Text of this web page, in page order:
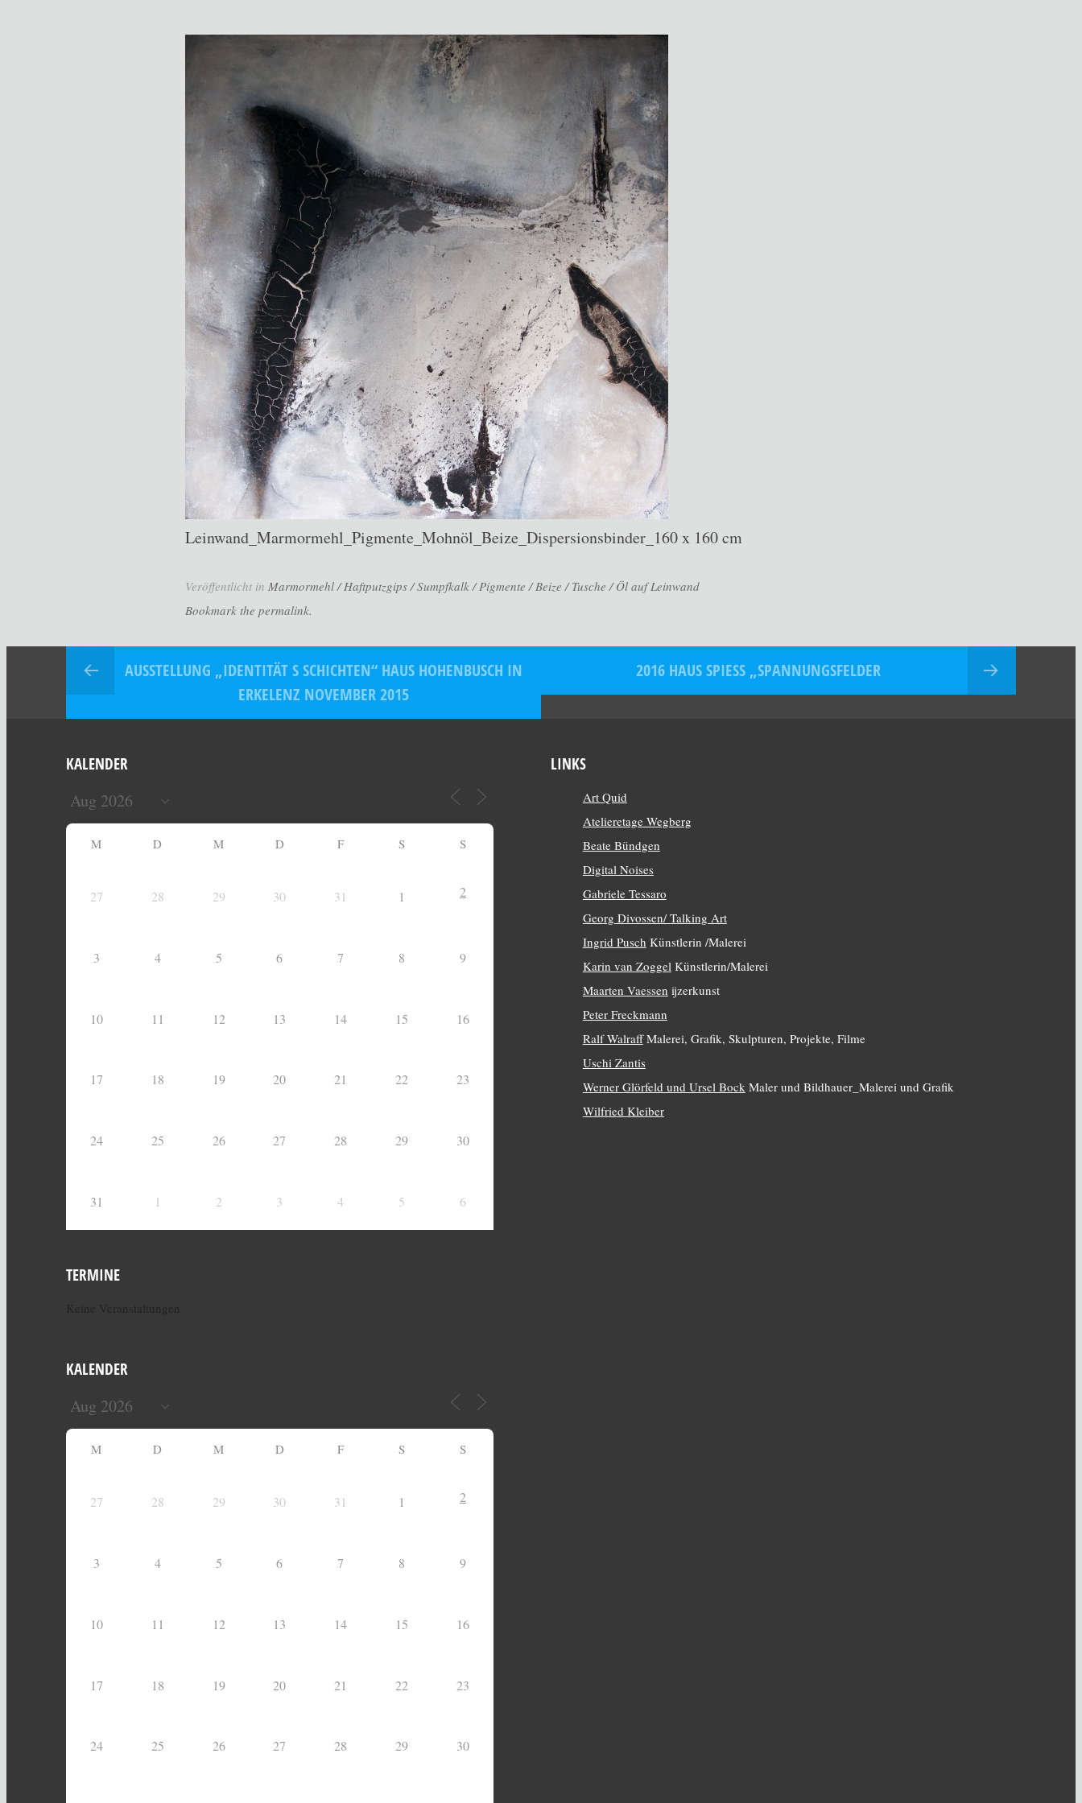
Leinwand_Marmormehl_Pigmente_Mohnöl_Beize_Dispersionsbinder_160 x 160 cm
Veröffentlicht in Marmormehl / Haftputzgips / Sumpfkalk / Pigmente / Beize / Tusche / Öl auf Leinwand
Bookmark the permalink.
AUSSTELLUNG „IDENTITÄT S SCHICHTEN“ HAUS HOHENBUSCH IN
ERKELENZ NOVEMBER 2015
2016 HAUS SPIESS „SPANNUNGSFELDER
KALENDER
M D M D F S S
27 28 29 30 31 1 2
3 4 5 6 7 8 9
10 11 12 13 14 15 16
17 18 19 20 21 22 23
24 25 26 27 28 29 30
31 1 2 3 4 5 6
TERMINE
KALENDER
M D M D F S S
27 28 29 30 31 1 2
3 4 5 6 7 8 9
10 11 12 13 14 15 16
17 18 19 20 21 22 23
24 25 26 27 28 29 30
LINKS
Art Quid
Atelieretage Wegberg
Beate Bündgen
Digital Noises
Gabriele Tessaro
Georg Divossen/ Talking Art
Ingrid Pusch Künstlerin /Malerei
Karin van ZoggelKünstlerin/Malerei
Maarten Vaessen ijzerkunst
Peter Freckmann
Ralf WalraffMalerei, Grafik, Skulpturen, Projekte, Filme
Uschi Zantis
Werner Glörfeld und Ursel BockMaler und Bildhauer_Malerei und Grafik
Wilfried Kleiber